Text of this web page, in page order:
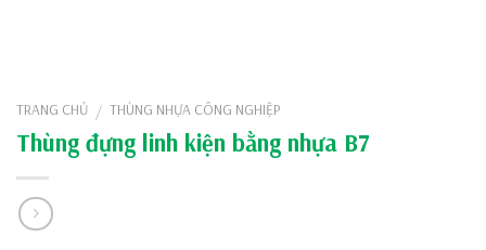
TRANG CHỦ / THÙNG NHỰA CÔNG NGHIỆP
Thùng đựng linh kiện bằng nhựa B7